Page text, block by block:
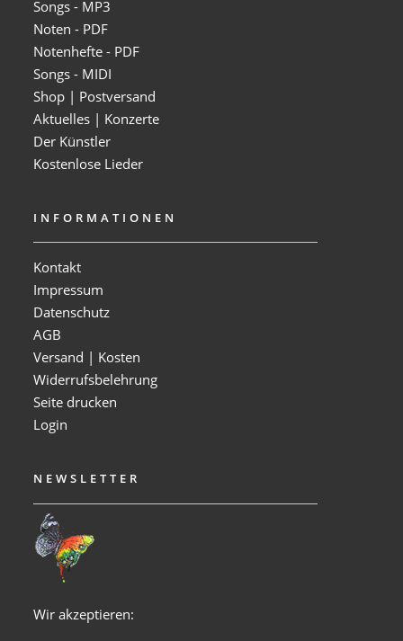
Songs - MP3
Noten - PDF
Notenhefte - PDF
Songs - MIDI
Shop | Postversand
Aktuelles | Konzerte
Der Künstler
Kostenlose Lieder
INFORMATIONEN
Kontakt
Impressum
Datenschutz
AGB
Versand | Kosten
Widerrufsbelehrung
Seite drucken
Login
NEWSLETTER
Wir akzeptieren: